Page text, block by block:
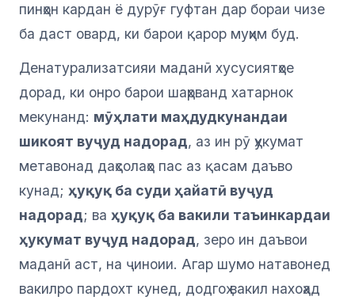
пинҳон кардан ё дурӯғ гуфтан дар бораи чизе
ба даст овард, ки барои қарор муҳим буд.
Денатурализатсияи маданӣ хусусиятҳое
дорад, ки онро барои шаҳрванд хатарнок
мекунанд: мӯҳлати маҳдудкунандаи
шикоят вуҷуд надорад, аз ин рӯ ҳукумат
метавонад даҳсолаҳо пас аз қасам даъво
кунад; ҳуқуқ ба суди ҳайатӣ вуҷуд
надорад; ва ҳуқуқ ба вакили таъинкардаи
ҳукумат вуҷуд надорад, зеро ин даъвои
маданӣ аст, на ҷиноии. Агар шумо натавонед
вакилро пардохт кунед, додгоҳ вакил нахоҳад